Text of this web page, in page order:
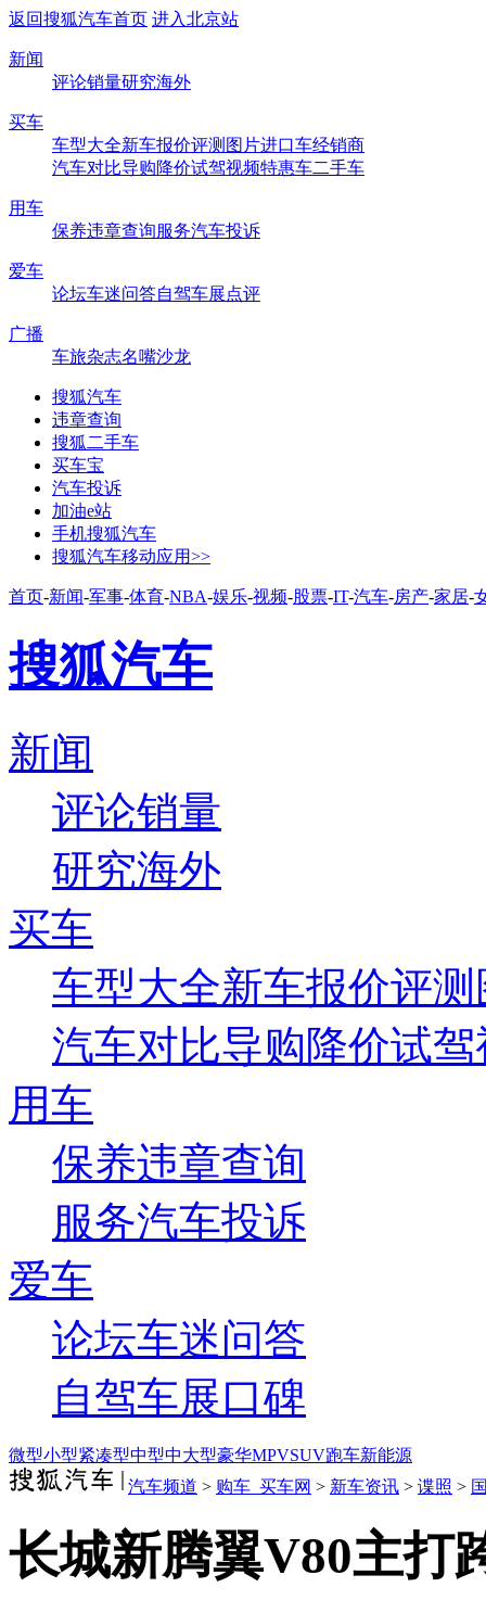
返回搜狐汽车首页 进入北京站
新闻
评论销量研究海外
买车
车型大全新车报价评测 图片进口车经销商
汽车对比导购降价试驾视频特惠车二手车
用车
保养违章查询服务汽车投诉
爱车
论坛车迷问答自驾车展点评
广播
车旅杂志名嘴沙龙
搜狐汽车
违章查询
搜狐二手车
买车宝
汽车投诉
加油e站
手机搜狐汽车
搜狐汽车移动应用>>
首页-新闻-军事-体育-NBA-娱乐-视频-股票-IT-汽车-房产-家居-
搜狐汽车
新闻
评论销量
研究海外
买车
车型大全新车报价评测
汽车对比导购降价试驾
用车
保养违章查询
服务汽车投诉
爱车
论坛车迷问答
自驾车展口碑
微型小型紧凑型中型中大型豪华MPVSUV跑车新能源
汽车频道 > 购车_买车网 > 新车资讯 > 谍照 >
长城新腾翼V80主